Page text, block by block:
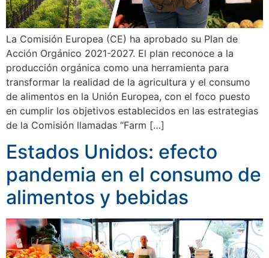
La Comisión Europea (CE) ha aprobado su Plan de
Acción Orgánico 2021-2027. El plan reconoce a la
producción orgánica como una herramienta para
transformar la realidad de la agricultura y el consumo
de alimentos en la Unión Europea, con el foco puesto
en cumplir los objetivos establecidos en las estrategias
de la Comisión llamadas “Farm […]
Estados Unidos: efecto
pandemia en el consumo de
alimentos y bebidas